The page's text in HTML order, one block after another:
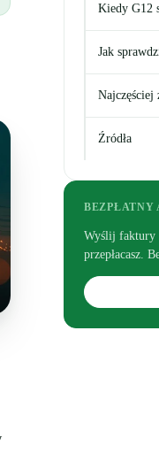
Kiedy G12
Jak
Najczęściej
Źródła
BEZPŁATNY
Wyślij faktury
przepłacasz.